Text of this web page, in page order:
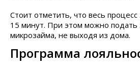
Стоит отметить, что весь
15 минут. При этом можно подать
микрозайма, не выходя из дома.
Программа